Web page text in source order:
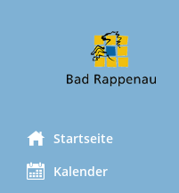
Startseite
Kalender